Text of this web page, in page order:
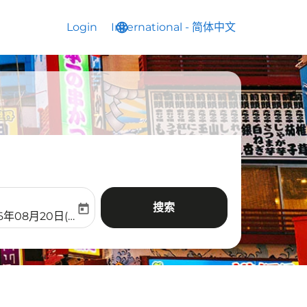
Login language
International - 简体中文
keyboard_arrow_down
labelreturn-date-aria-label
08月20日(周四)
today 搜索